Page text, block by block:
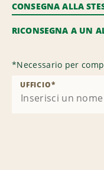
CONSEGNA ALLA
RICONSEGNA A UN
*Necessario per
UFFICIO*